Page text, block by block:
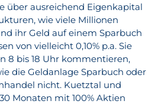
über ausreichend Eigenkapital
wie viele Millionen
ihr Geld auf einem Sparbuch
von vielleicht 0,10% p.a. Sie
8 bis 18 Uhr kommentieren,
die Geldanlage Sparbuch oder
nicht. Kuetztal und
Monaten mit 100% Aktien